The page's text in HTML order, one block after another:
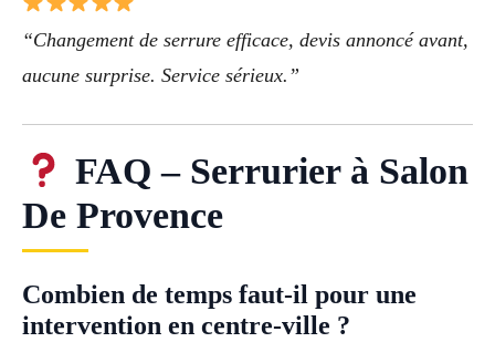
“Changement de serrure efficace, devis annoncé avant,
aucune surprise. Service sérieux.”
FAQ – Serrurier à Salon
De Provence
Combien de temps faut-il pour une
intervention en centre-ville ?